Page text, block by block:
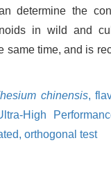
determine the
in wild and
same time, and is
chinensis,
High
orthogonal test